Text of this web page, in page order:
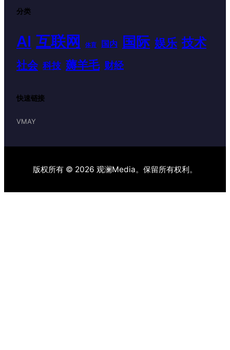
分类
AI 互联网 体育 国内 国际 娱乐 技术
社会 科技 薅羊毛 财经
快速链接
VMAY
版权所有 © 2026 观澜Media。保留所有权利。